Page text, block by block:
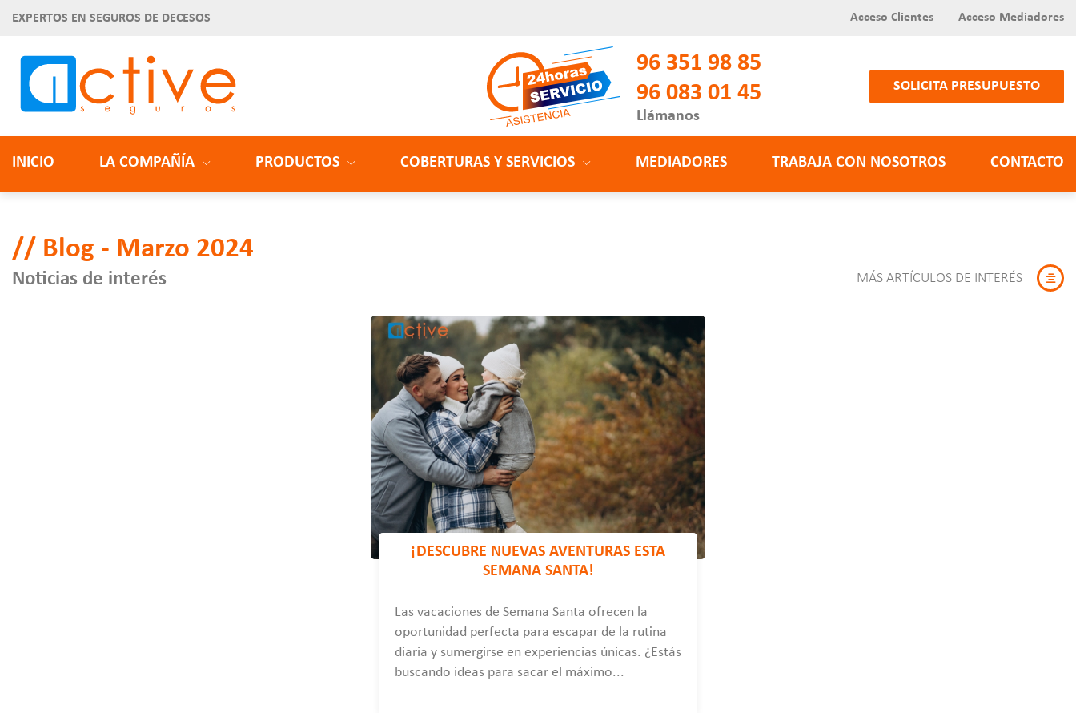
EXPERTOS EN SEGUROS DE DECESOS Acceso Clientes Acceso Mediadores
96 351 98 85
96 083 01 45
Llámanos
SOLICITA PRESUPUESTO
INICIO LA COMPAÑÍA PRODUCTOS COBERTURAS Y SERVICIOS MEDIADORES TRABAJA CON NOSOTROS CONTACTO
Blog - Marzo 2024
Noticias de interés MÁS ARTÍCULOS DE INTERÉS
¡DESCUBRE NUEVAS AVENTURAS ESTA
SEMANA SANTA!
Las vacaciones de Semana Santa ofrecen la
oportunidad perfecta para escapar de la rutina
diaria y sumergirse en experiencias únicas. ¿Estás
buscando ideas para sacar el máximo...